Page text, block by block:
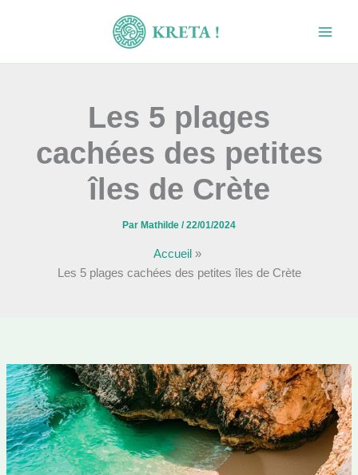
Les 5 plages
cachées des petites
îles de Crète
Par Mathilde /22/01/2024
Accueil
Les 5 plages cachées des petites îles de Crète